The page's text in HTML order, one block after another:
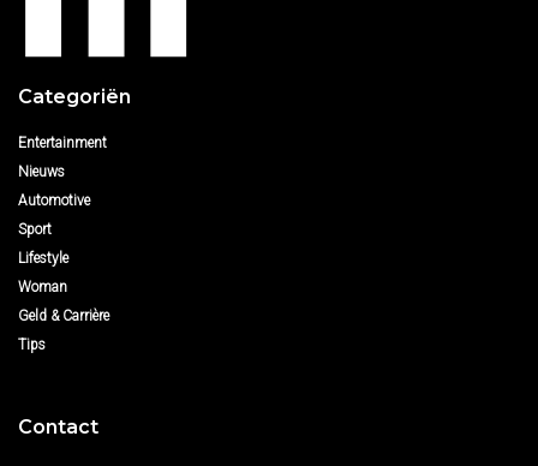
Categoriën
Entertainment
Nieuws
Automotive
Sport
Lifestyle
Woman
Geld & Carrière
Tips
Contact